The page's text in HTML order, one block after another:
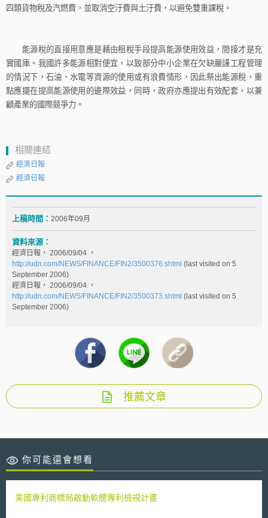
四類貨物稅及汽燃費，並取消空汙費與土汙費，以避免雙重課稅。
能源稅的直接用意應是藉由租稅手段提高能源使用效益，間接才是充
實國庫。我國許多能源相對便宜，以致部分中小企業在欠缺嚴謹工程管理
的情況下，石油、水電等資源的使用或有浪費情形，因此祭出能源稅，重
點應擺在提高能源使用的邊際效益，同時，政府亦應提出有效配套，以兼
顧產業的國際競爭力。
相關連結
經濟日報
經濟日報
上稿時間： 2006年09月
資料來源：
經濟日報， 2006/09/04 ，
http://udn.com/NEWS/FINANCE/FIN2/3500376.shtml (last visited on 5
September 2006)
經濟日報， 2006/09/04 ，
http://udn.com/NEWS/FINANCE/FIN2/3500373.shtml (last visited on 5
September 2006)
推薦文章
你可能還會想看
美國專利商標局啟動軟體專利檢視計畫